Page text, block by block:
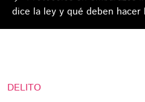
dice la ley y qué deben hacer
DELITO